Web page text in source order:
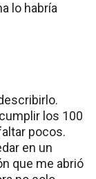
lo habría
los 100
pocos.
en un
que me abrió